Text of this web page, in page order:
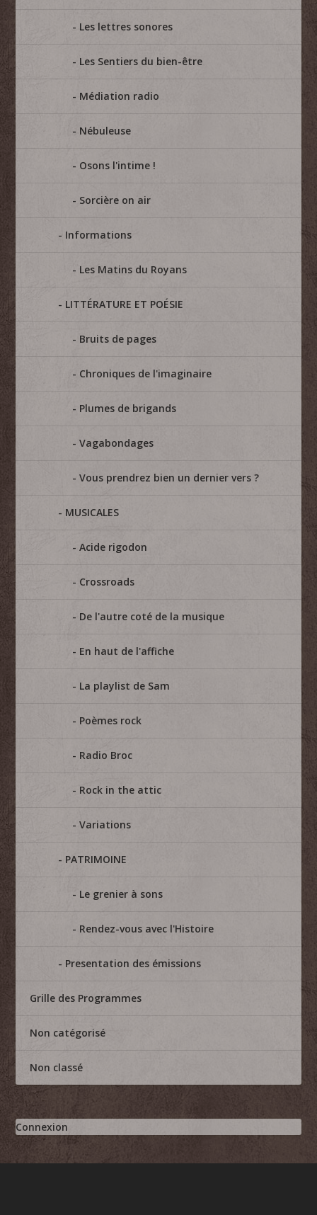
Les lettres sonores
Les Sentiers du bien-être
Médiation radio
Nébuleuse
Osons l'intime !
Sorcière on air
Informations
Les Matins du Royans
LITTÉRATURE ET POÉSIE
Bruits de pages
Chroniques de l'imaginaire
Plumes de brigands
Vagabondages
Vous prendrez bien un dernier vers ?
MUSICALES
Acide rigodon
Crossroads
De l'autre coté de la musique
En haut de l'affiche
La playlist de Sam
Poèmes rock
Radio Broc
Rock in the attic
Variations
PATRIMOINE
Le grenier à sons
Rendez-vous avec l'Histoire
Presentation des émissions
Grille des Programmes
Non catégorisé
Non classé
Connexion